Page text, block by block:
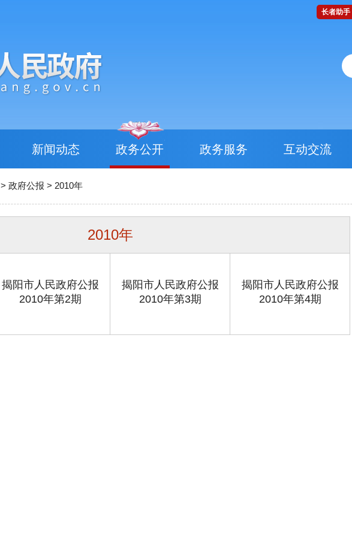
长者助手
新闻动态 政务公开 政务服务 互动交流
> 政府公报 > 2010年
2010年
揭阳市人民政府公报
2010年第2期
揭阳市人民政府公报
2010年第3期
揭阳市人民政府公报
2010年第4期